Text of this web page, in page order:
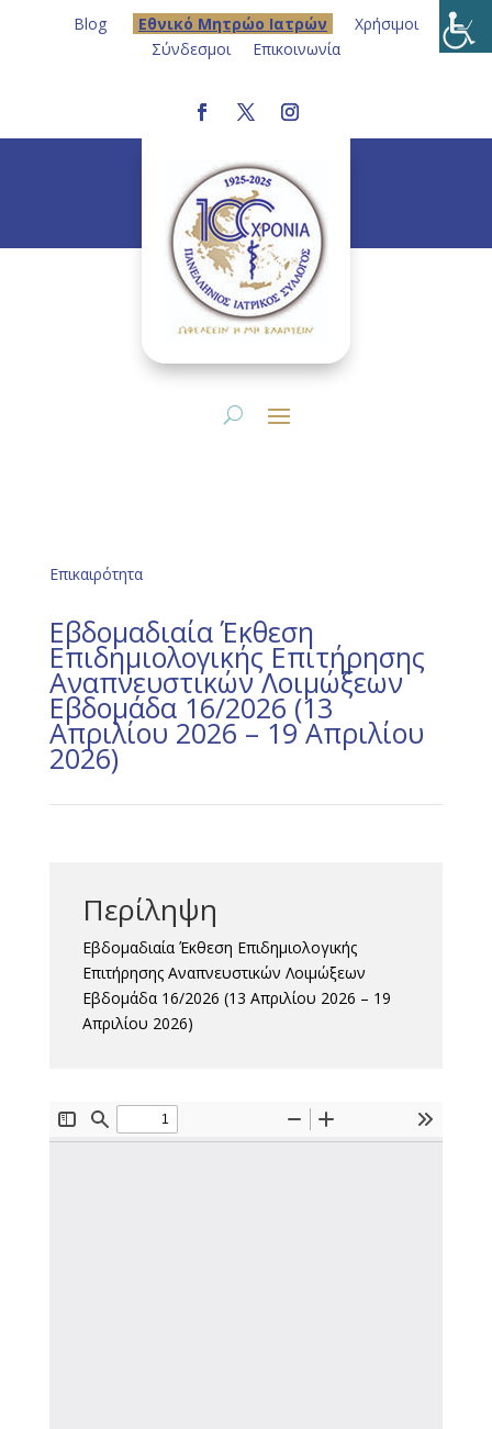
Blog Eθνικό Μητρώο Ιατρών
Χρήσιμοι
Σύνδεσμοι
Επικοινωνία
Επικαιρότητα
Εβδομαδιαία Έκθεση
Επιδημιολογικής Επιτήρησης
Αναπνευστικών Λοιμώξεων
Εβδομάδα 16/2026 (13
Απριλίου 2026 – 19 Απριλίου
2026)
Περίληψη
Εβδομαδιαία Έκθεση Επιδημιολογικής
Επιτήρησης Αναπνευστικών Λοιμώξεων
Εβδομάδα 16/2026 (13 Απριλίου 2026 – 19
Απριλίου 2026)